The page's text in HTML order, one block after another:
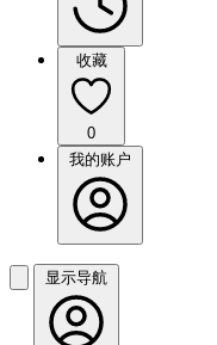
收藏
0
我的账户
显示导航